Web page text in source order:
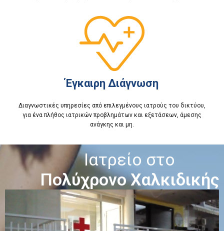
Έγκαιρη Διάγνωση
Διαγνωστικές υπηρεσίες από επιλεγμένους ιατρούς του δικτύου,
για ένα πλήθος ιατρικών προβλημάτων και εξετάσεων, άμεσης
ανάγκης και μη.
Ιατρείο στο
Πολύχρονο Χαλκιδικής